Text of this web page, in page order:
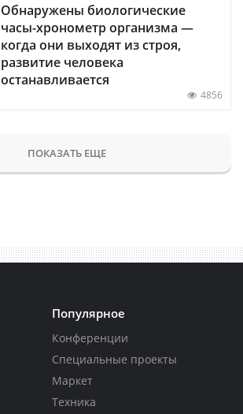
Обнаружены биологические
часы-хронометр организма —
когда они выходят из строя,
развитие человека
останавливается
4856
ПОКАЗАТЬ ЕЩЕ
Популярное
Конференции
Специальные проекты
Маркет
Техника